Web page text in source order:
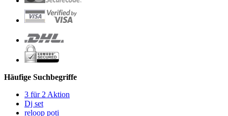
Häufige Suchbegriffe
3 für 2 Aktion
Dj set
reloop poti